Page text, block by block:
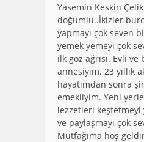
Yasemin Keskin
doğumlu..İkizler
yapmayı çok seven
yemek yemeyi çok
ilk göz ağrısı. Evli
annesiyim. 23 yıllık
hayatımdan sonra
emekliyim. Yeni
lezzetleri keşfetmeyi
ve paylaşmayı çok
Mutfağıma hoş